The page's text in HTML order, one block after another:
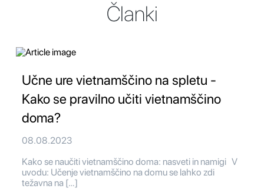
Članki
Učne ure vietnamščino na spletu -
Kako se pravilno učiti vietnamščino
doma?
08.08.2023
Kako se naučiti vietnamščino doma: nasveti in namigi V
uvodu: Učenje vietnamščino na domu se lahko zdi
težavna na […]